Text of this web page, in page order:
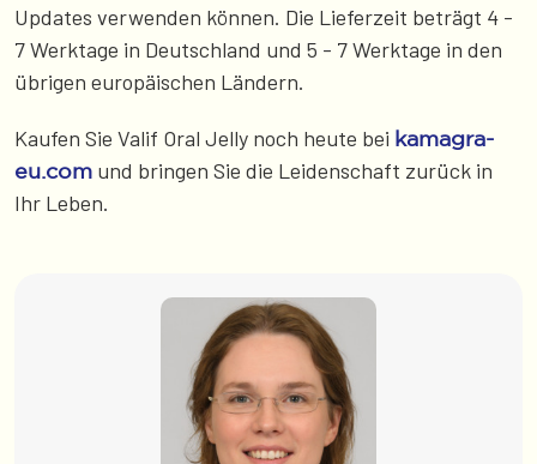
Updates verwenden können. Die Lieferzeit beträgt 4 -
7 Werktage in Deutschland und 5 - 7 Werktage in den
übrigen europäischen Ländern.
Kaufen Sie Valif Oral Jelly noch heute bei kamagra-
eu.com und bringen Sie die Leidenschaft zurück in
Ihr Leben.